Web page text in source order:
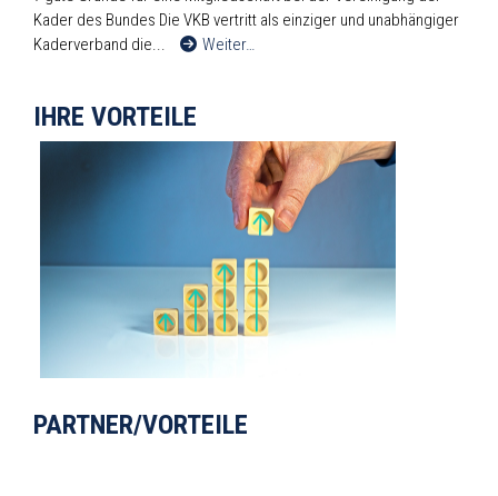
Kader des Bundes Die VKB vertritt als einziger und unabhängiger
Kaderverband die...
Weiter…
IHRE VORTEILE
PARTNER/VORTEILE